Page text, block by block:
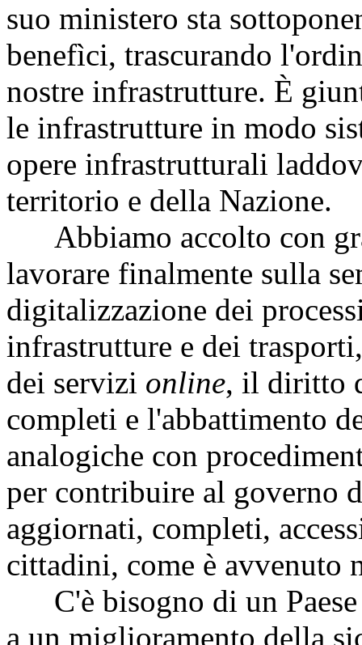
suo ministero sta
benefìci, trascurando
nostre infrastrutture. È
le infrastrutture in modo
opere infrastrutturali
territorio e della Nazione.
Abbiamo accolto con
lavorare finalmente sulla
digitalizzazione dei
infrastrutture e dei
dei servizi online, il diritto
completi e l'abbattimento
analogiche con
per contribuire al governo
aggiornati, completi,
cittadini, come è avvenuto
C'è bisogno di un Paese
a un miglioramento della